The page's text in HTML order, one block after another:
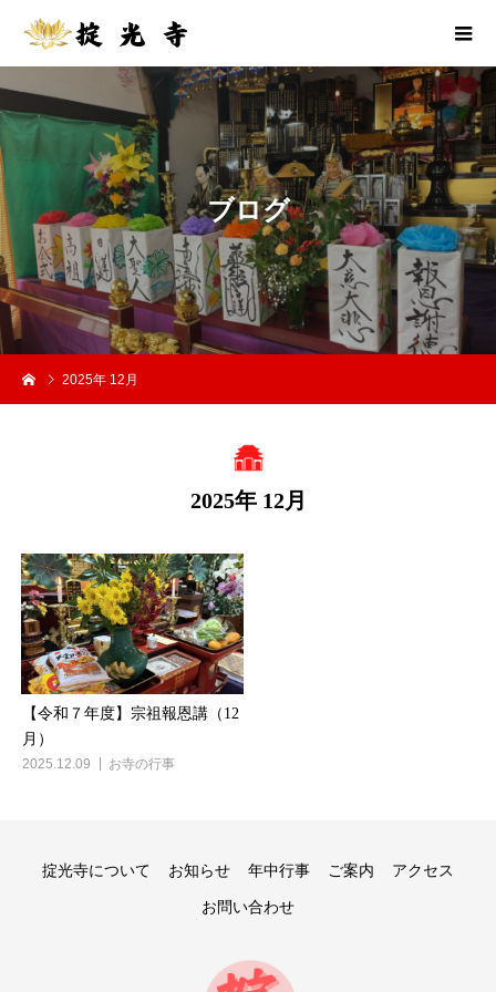
ブログ
2025年 12月
2025年 12月
【令和７年度】宗祖報恩講（12
月）
2025.12.09 お寺の行事
掟光寺について お知らせ 年中行事 ご案内 アクセス
お問い合わせ